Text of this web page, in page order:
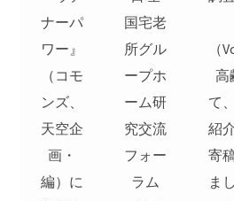
ナーパ
ワー』
（コモ
ンズ、
天空企
画・
編）に
国宅老
所グル
ープホ
ーム研
究交流
フォー
ラム
（
高
て
紹
寄
ま